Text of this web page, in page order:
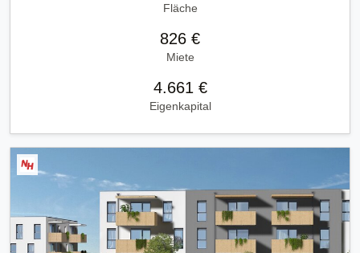
Fläche
826 €
Miete
4.661 €
Eigenkapital